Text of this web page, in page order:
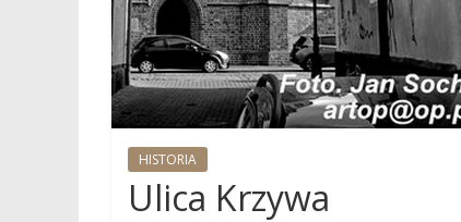
HISTORIA
Ulica Krzywa